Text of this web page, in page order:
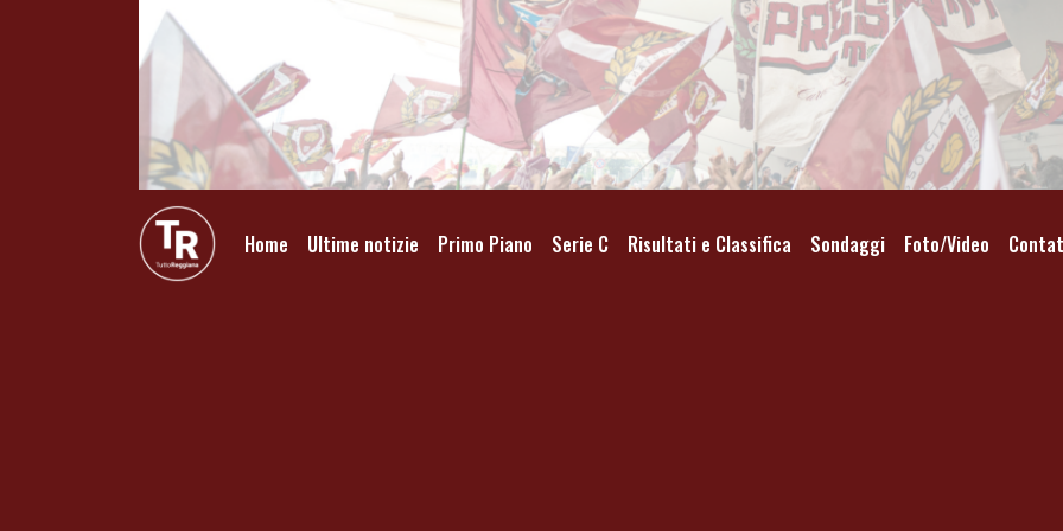
Home Ultime notizie Primo Piano Serie C Risultati e Classifica Sondaggi Foto/Video